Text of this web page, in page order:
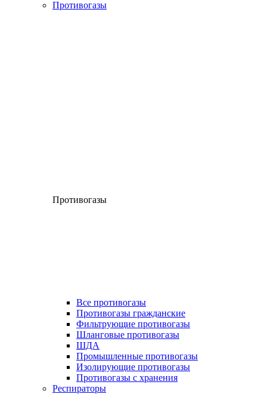
Противогазы
Противогазы
Все противогазы
Противогазы гражданские
Фильтрующие противогазы
Шланговые противогазы
ШДА
Промышленные противогазы
Изолирующие противогазы
Противогазы с хранения
Респираторы